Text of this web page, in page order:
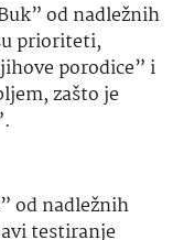
od nadležnih
prioriteti,
porodice” i
zašto je
od nadležnih
testiranje